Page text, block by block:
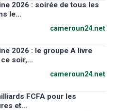
2026 : soirée de tous les
le...
cameroun24.net
2026 : le groupe A livre
soir,...
cameroun24.net
FCFA pour les
et...